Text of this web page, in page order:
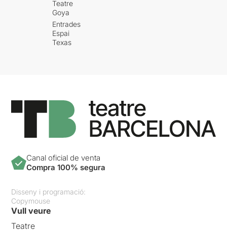
Teatre
Goya
Entrades
Espai
Texas
Canal oficial de venta
Compra 100% segura
Disseny i programació:
Copymouse
Vull veure
Teatre